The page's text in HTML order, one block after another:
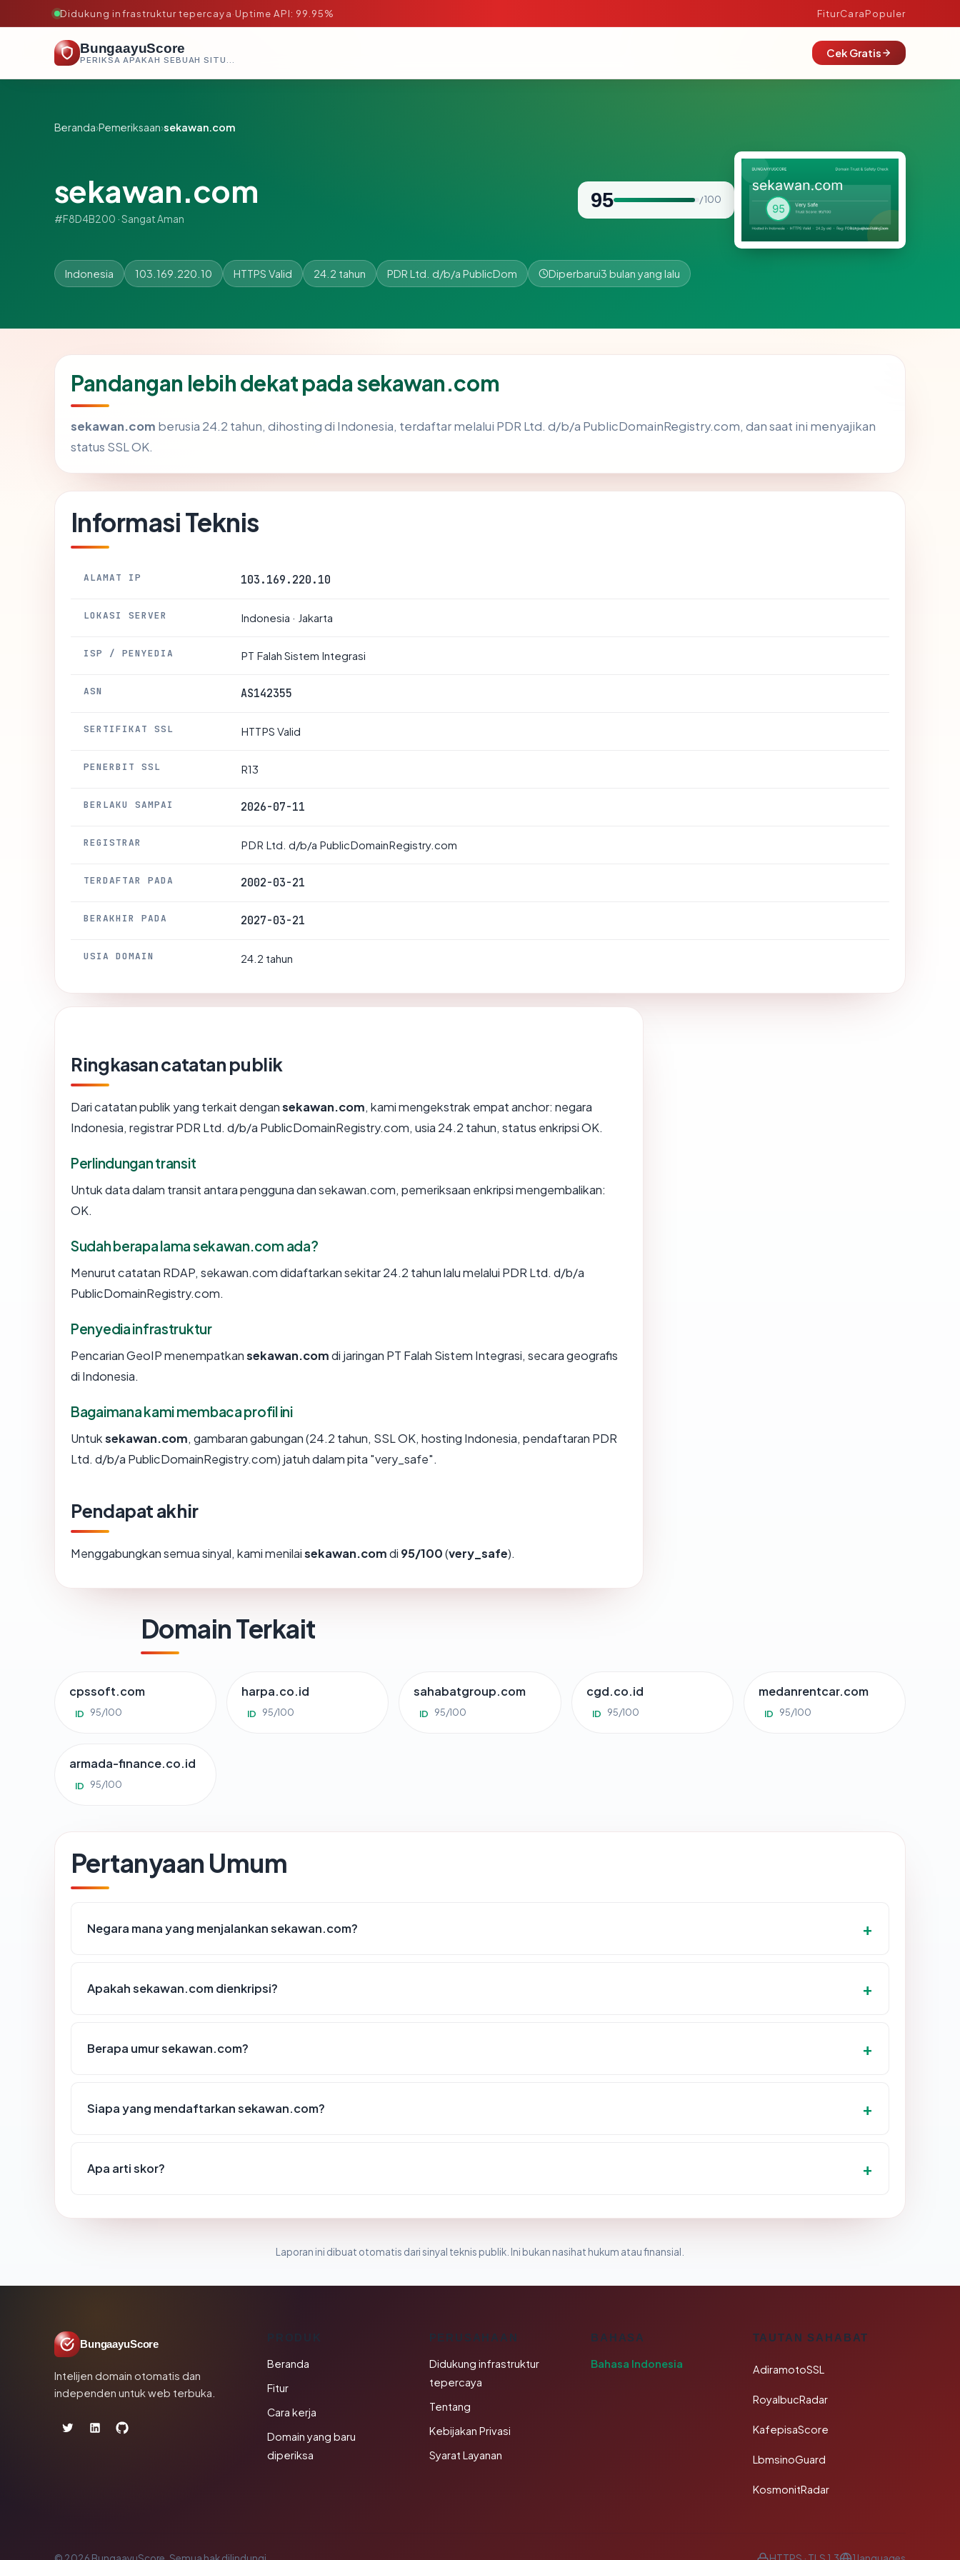
Didukung infrastruktur tepercaya·Uptime API: 99.95% FiturCaraPopuler
BungaayuScore
PERIKSA APAKAH SEBUAH SITUS AMAN, TEPERCAYA, DAN TERVERIFIKASI DALAM HITUNGAN DETIK.
Cek Gratis
Beranda›Pemeriksaan›sekawan.com
sekawan.com
#F8D4B200 · Sangat Aman
95 / 100
Indonesia 103.169.220.10 HTTPS Valid 24.2 tahun PDR Ltd. d/b/a PublicDom Diperbarui3 bulan yang lalu
Pandangan lebih dekat pada sekawan.com
sekawan.com berusia 24.2 tahun, dihosting di Indonesia, terdaftar melalui PDR Ltd. d/b/a PublicDomainRegistry.com, dan saat ini menyajikan
status SSL OK.
Informasi Teknis
ALAMAT IP 103.169.220.10
LOKASI SERVER Indonesia · Jakarta
ISP / PENYEDIA PT Falah Sistem Integrasi
ASN AS142355
SERTIFIKAT SSL HTTPS Valid
PENERBIT SSL R13
BERLAKU SAMPAI 2026-07-11
REGISTRAR PDR Ltd. d/b/a PublicDomainRegistry.com
TERDAFTAR PADA 2002-03-21
BERAKHIR PADA 2027-03-21
USIA DOMAIN 24.2 tahun
Ringkasan catatan publik
Dari catatan publik yang terkait dengansekawan.com, kami mengekstrak empat anchor: negara
Indonesia, registrar PDR Ltd. d/b/a PublicDomainRegistry.com, usia 24.2 tahun, status enkripsi OK.
Perlindungan transit
Untuk data dalam transit antara pengguna dan sekawan.com, pemeriksaan enkripsi mengembalikan:
OK.
Sudah berapa lama sekawan.com ada?
Menurut catatan RDAP, sekawan.com didaftarkan sekitar 24.2 tahun lalu melalui PDR Ltd. d/b/a
PublicDomainRegistry.com.
Penyedia infrastruktur
Pencarian GeoIP menempatkansekawan.comdi jaringan PT Falah Sistem Integrasi, secara geografis
di Indonesia.
Bagaimana kami membaca profil ini
Untuksekawan.com, gambaran gabungan (24.2 tahun, SSL OK, hosting Indonesia, pendaftaran PDR
Ltd. d/b/a PublicDomainRegistry.com) jatuh dalam pita "very_safe".
Pendapat akhir
Menggabungkan semua sinyal, kami menilaisekawan.comdi 95/100(very_safe).
Domain Terkait
cpssoft.com
ID 95/100
harpa.co.id
ID 95/100
sahabatgroup.com
ID 95/100
cgd.co.id
ID 95/100
medanrentcar.com
ID 95/100
armada-finance.co.id
ID 95/100
Pertanyaan Umum
Negara mana yang menjalankan sekawan.com?
Apakah sekawan.com dienkripsi?
Berapa umur sekawan.com?
Siapa yang mendaftarkan sekawan.com?
Apa arti skor?
Laporan ini dibuat otomatis dari sinyal teknis publik. Ini bukan nasihat hukum atau finansial.
BungaayuScore
Intelijen domain otomatis dan
independen untuk web terbuka.
Beranda
Fitur
Cara kerja
Domain yang baru
diperiksa
PERUSAHAAN
Didukung infrastruktur
tepercaya
Tentang
Kebijakan Privasi
Syarat Layanan
BAHASA
Bahasa Indonesia
TAUTAN SAHABAT
AdiramotoSSL
RoyalbucRadar
KafepisaScore
LbmsinoGuard
KosmonitRadar